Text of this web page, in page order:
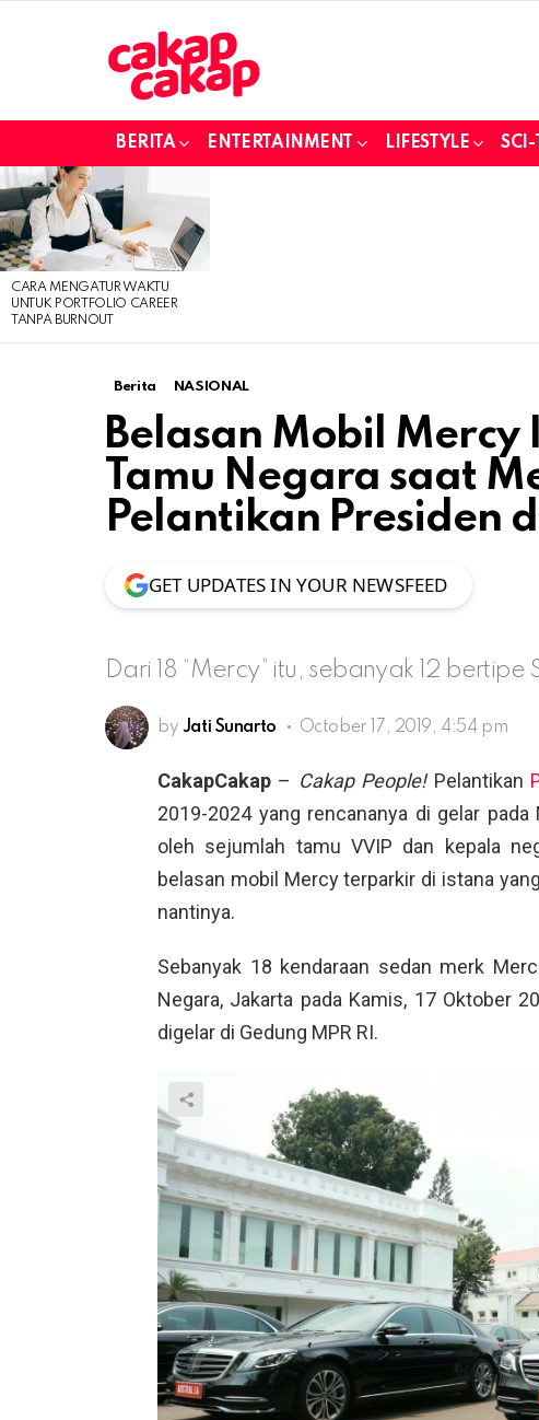
BERITA ENTERTAINMENT LIFESTYLE SCI-
LATEST
STORIES
CARA MENGATUR WAKTU
UNTUK PORTFOLIO CAREER
TANPA BURNOUT
Berita NASIONAL
Belasan Mobil Mercy
Tamu Negara saat
Pelantikan Presiden
GET UPDATES IN YOUR NEWSFEED
Dari 18 “Mercy” itu, sebanyak 12
by Jati Sunarto October 17, 2019, 4:54 pm
CakapCakap – Cakap People!Pelantikan
2019-2024 yang rencananya di gelar
oleh sejumlah tamu VVIP dan kepala
belasan mobil Mercy terparkir di istana
nantinya.
Sebanyak 18 kendaraan sedan merk
Negara, Jakarta pada Kamis, 17 Oktober
digelar di Gedung MPR RI.